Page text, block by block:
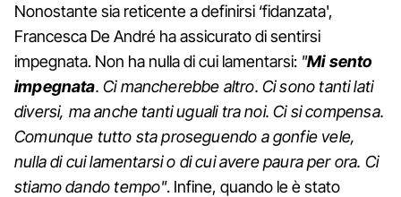
Nonostante sia reticente a definirsi ‘fidanzata',
Francesca De André ha assicurato di sentirsi
impegnata. Non ha nulla di cui lamentarsi: "Mi sento
impegnata. Ci mancherebbe altro. Ci sono tanti lati
diversi, ma anche tanti uguali tra noi. Ci si compensa.
Comunque tutto sta proseguendo a gonfie vele,
nulla di cui lamentarsi o di cui avere paura per ora. Ci
stiamo dando tempo". Infine, quando le è stato